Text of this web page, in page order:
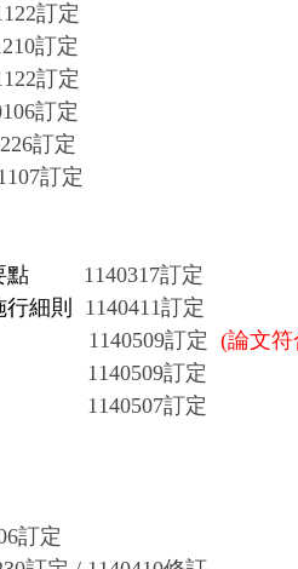
訂定
訂定
訂定
訂定
訂定
訂定
點 1140317訂定
細則 1140411訂定
1140509訂定 (論文
訂定
訂定
訂定